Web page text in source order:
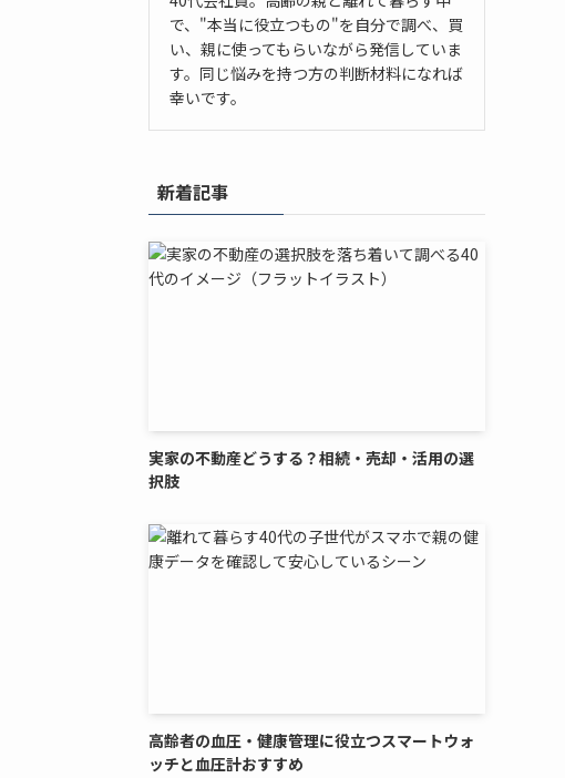
で、"本当に役立つもの"を自分で調べ、買
い、親に使ってもらいながら発信していま
す。同じ悩みを持つ方の判断材料になれば
幸いです。
新着記事
実家の不動産どうする？相続・売却・活用の選
択肢
高齢者の血圧・健康管理に役立つスマートウォ
ッチと血圧計おすすめ